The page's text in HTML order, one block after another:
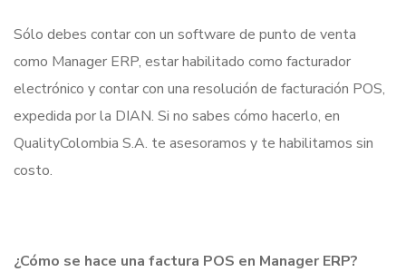
Sólo debes contar con un software de punto de venta
como Manager ERP, estar habilitado como facturador
electrónico y contar con una resolución de facturación POS,
expedida por la DIAN. Si no sabes cómo hacerlo, en
QualityColombia S.A. te asesoramos y te habilitamos sin
costo.
¿Cómo se hace una factura POS en Manager ERP?